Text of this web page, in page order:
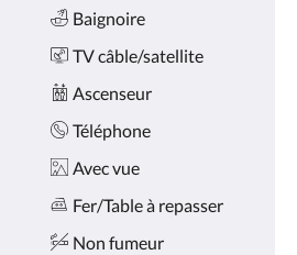
Baignoire
TV câble/satellite
Ascenseur
Téléphone
Avec vue
Fer/Table à repasser
Non fumeur